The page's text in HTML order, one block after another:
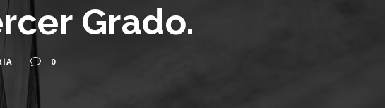
Grado.
0